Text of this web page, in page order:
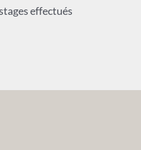
effectués